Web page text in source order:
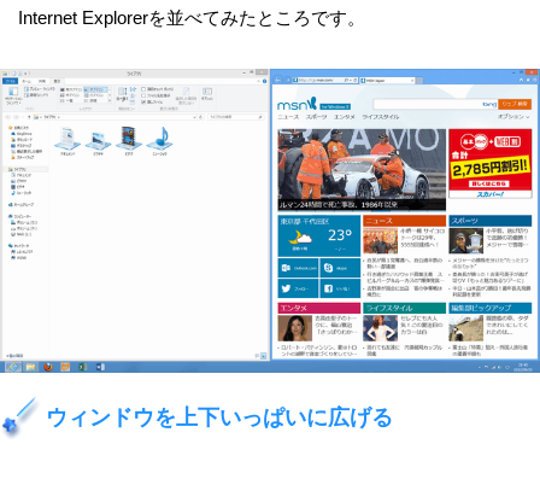
Internet Explorerを並べてみたところです。
ウィンドウを上下いっぱいに広げる